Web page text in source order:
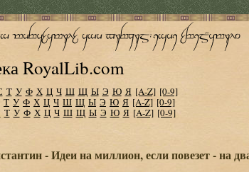
RoyalLib.com
Т У Ф Х Ц Ч Ш Щ Ы Э Ю Я [A-Z] [0-9]
Т У Ф Х Ц Ч Ш Щ Ы Э Ю Я [A-Z] [0-9]
Т У Ф Х Ц Ч Ш Щ Ы Э Ю Я [A-Z] [0-9]
- Идеи на миллион, если повезет - на